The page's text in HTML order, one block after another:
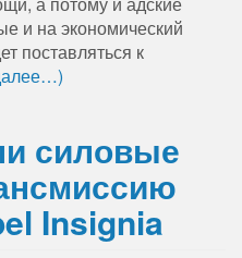
и на экономический
поставляться к
силовые
Insignia